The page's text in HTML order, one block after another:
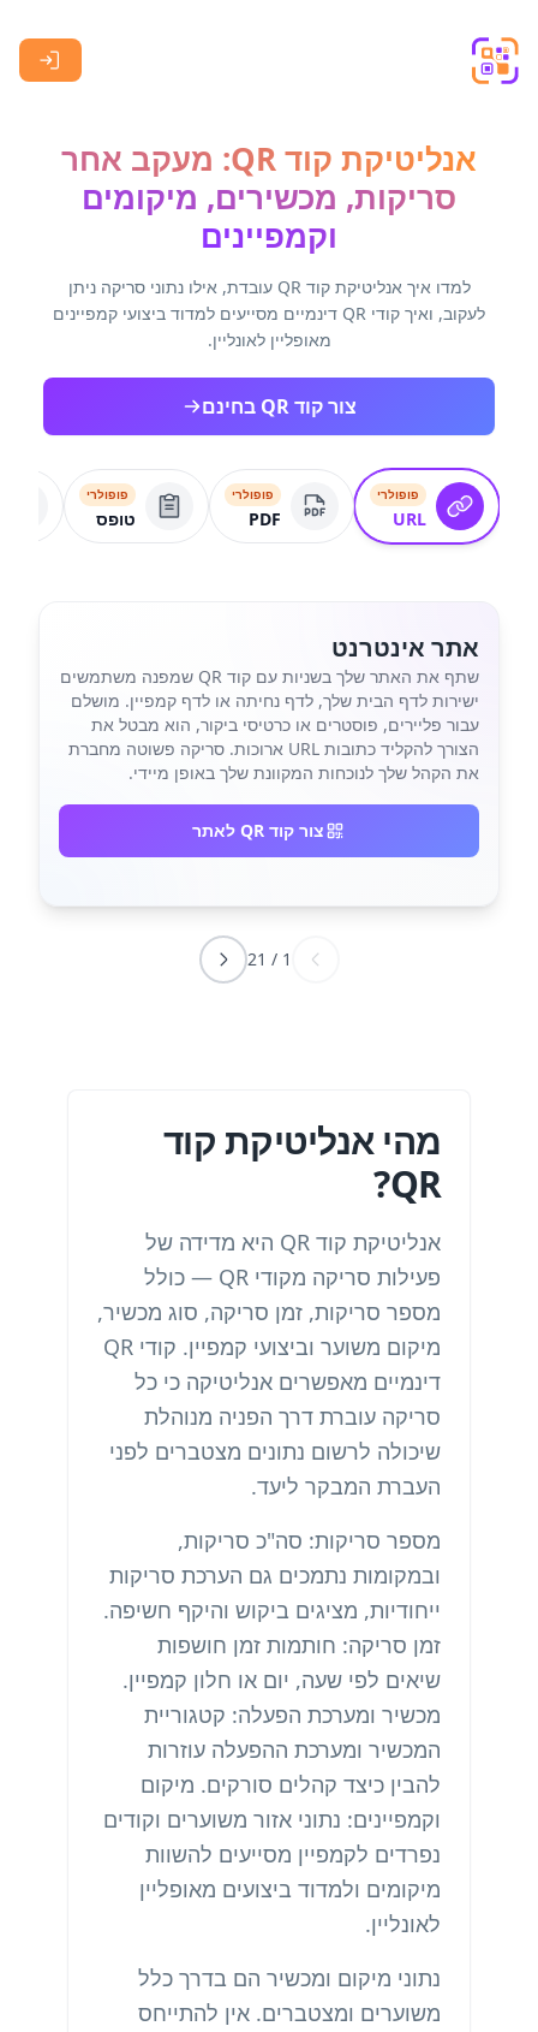
אנליטיקת קוד QR: מעקב אחר
סריקות, מכשירים, מיקומים
וקמפיינים
למדו איך אנליטיקת קוד QR עובדת, אילו נתוני סריקה ניתן
לעקוב, ואיך קודי QR דינמיים מסייעים למדוד ביצועי קמפיינים
מאופליין לאונליין.
צור קוד QR בחינם
פופולרי
URL
פופולרי
PDF
פופולרי
טופס
אתר אינטרנט
שתף את האתר שלך בשניות עם קוד QR שמפנה משתמשים
ישירות לדף הבית שלך, לדף נחיתה או לדף קמפיין. מושלם
עבור פליירים, פוסטרים או כרטיסי ביקור, הוא מבטל את
הצורך להקליד כתובות URL ארוכות. סריקה פשוטה מחברת
את הקהל שלך לנוכחות המקוונת שלך באופן מיידי.
צור קוד QR לאתר
1
/
21
מהי אנליטיקת קוד
QR?
אנליטיקת קוד QR היא מדידה של
פעילות סריקה מקודי QR — כולל
מספר סריקות, זמן סריקה, סוג מכשיר,
מיקום משוער וביצועי קמפיין. קודי QR
דינמיים מאפשרים אנליטיקה כי כל
סריקה עוברת דרך הפניה מנוהלת
שיכולה לרשום נתונים מצטברים לפני
העברת המבקר ליעד.
מספר סריקות: סה"כ סריקות,
ובמקומות נתמכים גם הערכת סריקות
ייחודיות, מציגים ביקוש והיקף חשיפה.
זמן סריקה: חותמות זמן חושפות
שיאים לפי שעה, יום או חלון קמפיין.
מכשיר ומערכת הפעלה: קטגוריית
המכשיר ומערכת ההפעלה עוזרות
להבין כיצד קהלים סורקים. מיקום
וקמפיינים: נתוני אזור משוערים וקודים
נפרדים לקמפיין מסייעים להשוות
מיקומים ולמדוד ביצועים מאופליין
לאונליין.
נתוני מיקום ומכשיר הם בדרך כלל
משוערים ומצטברים. אין להתייחס